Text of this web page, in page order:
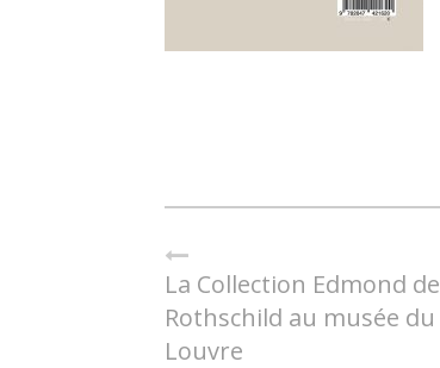
La Collection Edmond de
Rothschild au musée du
Louvre